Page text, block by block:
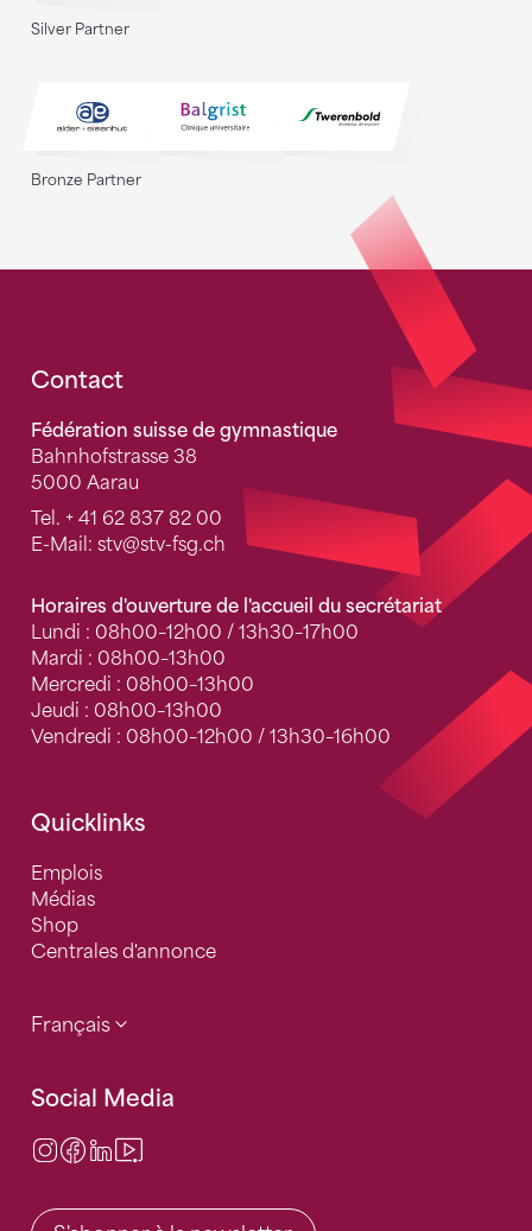
Silver Partner
Bronze Partner
Fusszeile
Contact
Fédération suisse de gymnastique
Bahnhofstrasse 38
5000 Aarau
Tel. + 41 62 837 82 00
E-Mail: stv@stv-fsg.ch
Horaires d'ouverture de l'accueil du secrétariat
Lundi : 08h00–12h00 / 13h30–17h00
Mardi : 08h00–13h00
Mercredi : 08h00–13h00
Jeudi : 08h00–13h00
Vendredi : 08h00–12h00 / 13h30–16h00
Quicklinks
Emplois
Médias
Shop
Centrales d'annonce
Français
Social Media
Instagram
Facebook
LinkedIn